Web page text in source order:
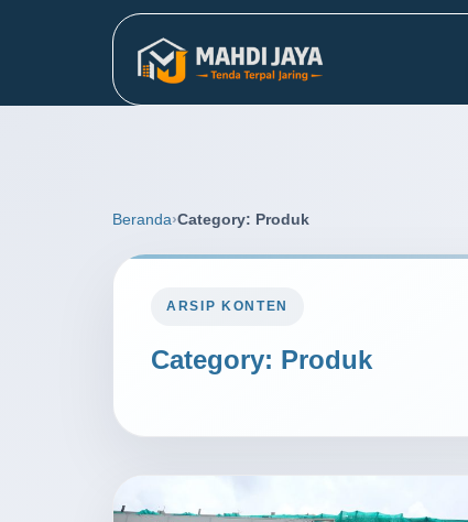
Beranda Category: Produk
ARSIP KONTEN
Category: Produk